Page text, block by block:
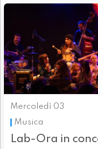
Mercoledì 03
Musica
Lab-Ora in